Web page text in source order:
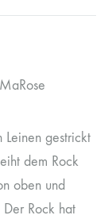
Leinen gestrickt
dem Rock
oben und
Der Rock hat